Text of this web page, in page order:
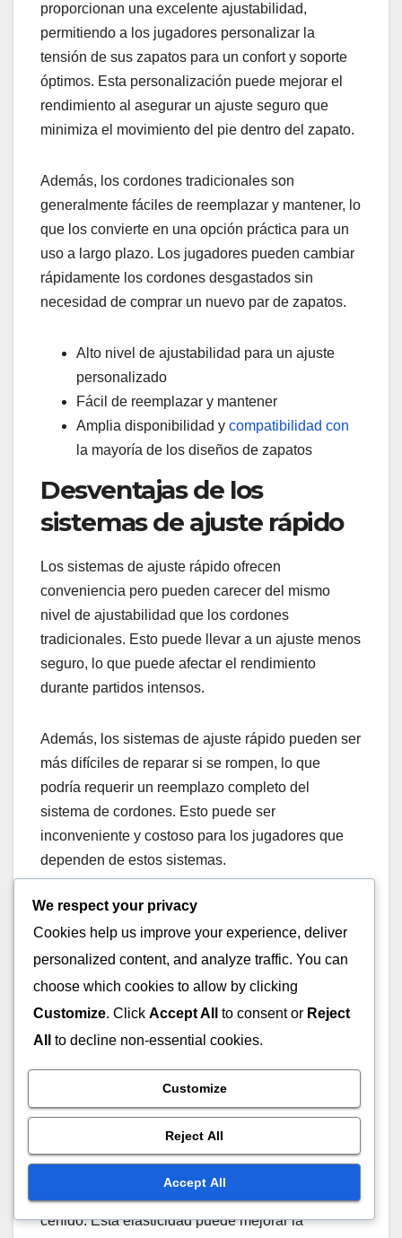
proporcionan una excelente ajustabilidad,
permitiendo a los jugadores personalizar la
tensión de sus zapatos para un confort y soporte
óptimos. Esta personalización puede mejorar el
rendimiento al asegurar un ajuste seguro que
minimiza el movimiento del pie dentro del zapato.
Además, los cordones tradicionales son
generalmente fáciles de reemplazar y mantener, lo
que los convierte en una opción práctica para un
uso a largo plazo. Los jugadores pueden cambiar
rápidamente los cordones desgastados sin
necesidad de comprar un nuevo par de zapatos.
Alto nivel de ajustabilidad para un ajuste
personalizado
Fácil de reemplazar y mantener
Amplia disponibilidad y compatibilidad con
la mayoría de los diseños de zapatos
Desventajas de los
sistemas de ajuste rápido
Los sistemas de ajuste rápido ofrecen
conveniencia pero pueden carecer del mismo
nivel de ajustabilidad que los cordones
tradicionales. Esto puede llevar a un ajuste menos
seguro, lo que puede afectar el rendimiento
durante partidos intensos.
Además, los sistemas de ajuste rápido pueden ser
más difíciles de reparar si se rompen, lo que
podría requerir un reemplazo completo del
sistema de cordones. Esto puede ser
inconveniente y costoso para los jugadores que
dependen de estos sistemas.
Ajustabilidad limitada en comparación con
los cordones tradicionales
Ajuste potencialmente menos seguro
durante el juego
Más difícil de reparar si se daña
Análisis comparativo de
los cordones elásticos
adapten al pie mientras mantienen un ajuste
ceñido. Esta elasticidad puede mejorar la
We respect your privacy
Cookies help us improve your experience, deliver
personalized content, and analyze traffic. You can
choose which cookies to allow by clicking
Customize. Click Accept All to consent or Reject
All
to decline non-essential cookies.
Customize
Reject All
Accept All